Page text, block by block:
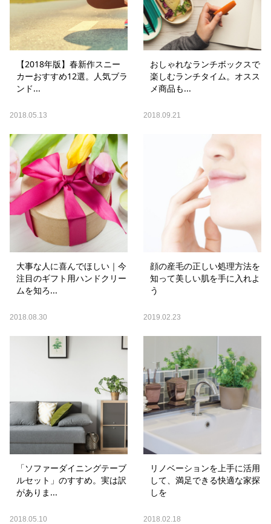
【2018年版】春新作スニー
カーおすすめ12選。人気ブラ
ンド...
2018.05.13
おしゃれなランチボックスで
楽しむランチタイム。オスス
メ商品も...
2018.09.21
大事な人に喜んでほしい｜今
注目のギフト用ハンドクリー
ムを知ろ...
2018.08.30
顔の産毛の正しい処理方法を
知って美しい肌を手に入れよ
う
2019.02.23
「ソファーダイニングテーブ
ルセット」のすすめ。実は訳
がありま...
2018.05.10
リノベーションを上手に活用
して、満足できる快適な家探
しを
2018.02.18